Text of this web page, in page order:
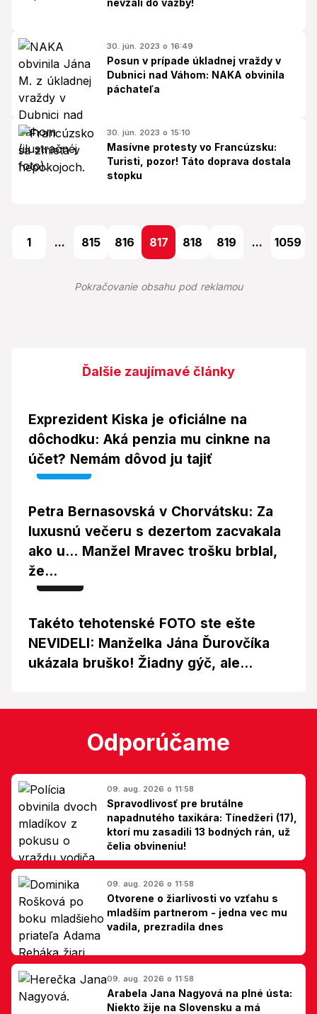
nevzali do väzby!
30. jún. 2023 o 16:49
Posun v prípade úkladnej vraždy v
Dubnici nad Váhom: NAKA obvinila
páchateľa
30. jún. 2023 o 15:10
Masívne protesty vo Francúzsku:
Turisti, pozor! Táto doprava dostala
stopku
1 ... 815 816 817 818 819 ... 1059
Pokračovanie obsahu pod reklamou
Ďalšie zaujímavé články
Exprezident Kiska je oficiálne na
dôchodku: Aká penzia mu cinkne na
účet? Nemám dôvod ju tajiť
Video
Petra Bernasovská v Chorvátsku: Za
luxusnú večeru s dezertom zacvakala
ako u... Manžel Mravec trošku brblal,
že...
Foto
Takéto tehotenské FOTO ste ešte
NEVIDELI: Manželka Jána Ďurovčíka
ukázala bruško! Žiadny gýč, ale...
Odporúčame
09. aug. 2026 o 11:58
Spravodlivosť pre brutálne
napadnutého taxikára: Tínedžeri (17),
ktorí mu zasadili 13 bodných rán, už
čelia obvineniu!
09. aug. 2026 o 11:58
Otvorene o žiarlivosti vo vzťahu s
mladším partnerom - jedna vec mu
vadila, prezradila dnes
09. aug. 2026 o 11:58
Arabela Jana Nagyová na plné ústa:
Niekto žije na Slovensku a má